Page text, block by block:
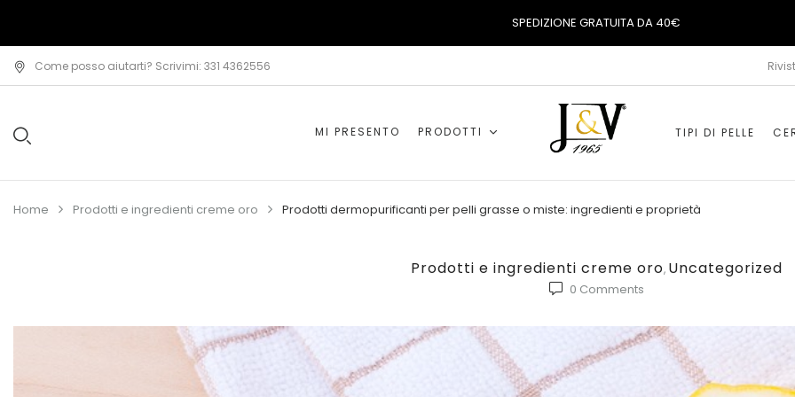
SPEDIZIONE GRATUITA DA 40€
Come posso aiutarti? Scrivimi: 331 4362556
MI PRESENTO PRODOTTI TIPI DI PELLE
Home Prodotti e ingredienti creme oro Prodotti dermopurificanti per pelli grasse o miste: ingredienti e proprietà
Prodotti e ingredienti creme oro, Uncategorized
0 Comments